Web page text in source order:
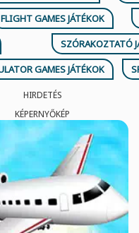
FLIGHT GAMES JÁTÉKOK
SZÓRAKOZTATÓ
GAMES JÁTÉKOK
HIRDETÉS
KÉPERNYŐKÉP